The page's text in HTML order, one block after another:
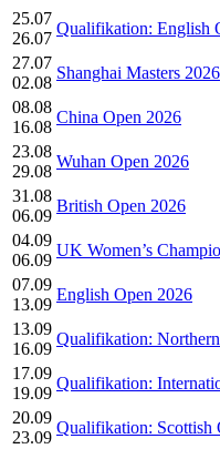
25.07
26.07
Qualifikation: English
27.07
02.08
Shanghai Masters 2026
08.08
16.08
China Open 2026
23.08
29.08
Wuhan Open 2026
31.08
06.09
British Open 2026
04.09
06.09
UK Women’s
07.09
13.09
English Open 2026
13.09
16.09
Qualifikation:
17.09
19.09
Qualifikation:
20.09
23.09
Qualifikation: Scottish